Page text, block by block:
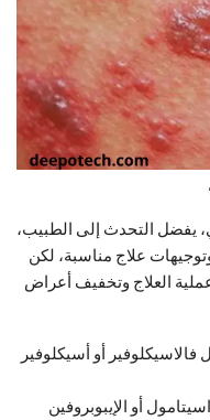
يفضل التحدث إلى الطبيب،
علاج مناسبة، لكن
العلاج وتخفيف أعراض
أو أسيكلوفير
أو الإيبوبروفين